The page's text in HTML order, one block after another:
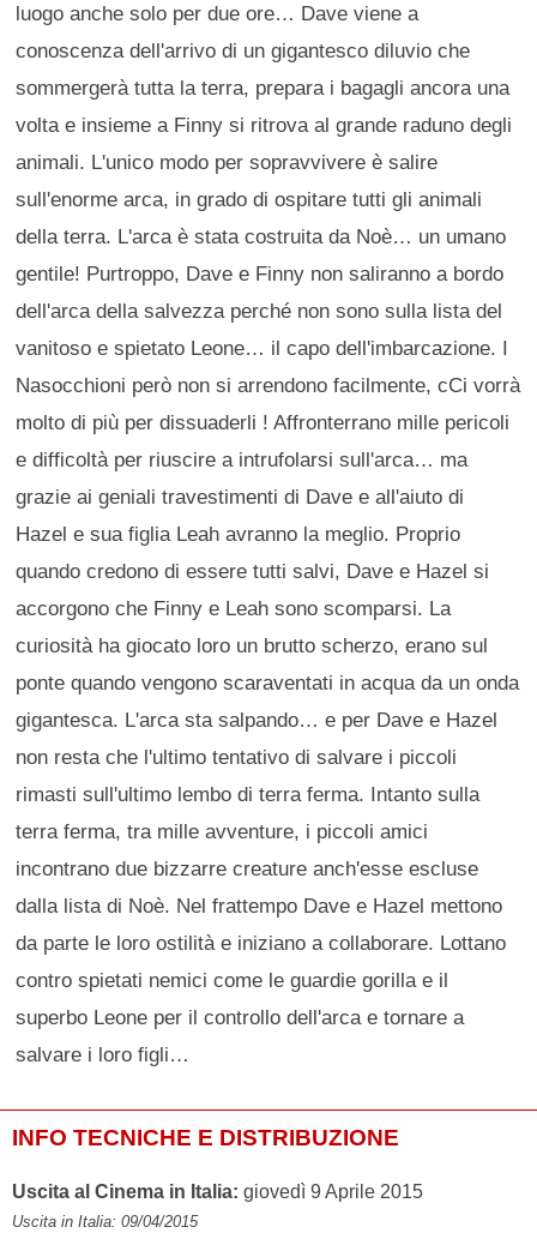
luogo anche solo per due ore… Dave viene a
conoscenza dell'arrivo di un gigantesco diluvio che
sommergerà tutta la terra, prepara i bagagli ancora una
volta e insieme a Finny si ritrova al grande raduno degli
animali. L'unico modo per sopravvivere è salire
sull'enorme arca, in grado di ospitare tutti gli animali
della terra. L'arca è stata costruita da Noè… un umano
gentile! Purtroppo, Dave e Finny non saliranno a bordo
dell'arca della salvezza perché non sono sulla lista del
vanitoso e spietato Leone… il capo dell'imbarcazione. I
Nasocchioni però non si arrendono facilmente, cCi vorrà
molto di più per dissuaderli ! Affronterrano mille pericoli
e difficoltà per riuscire a intrufolarsi sull'arca… ma
grazie ai geniali travestimenti di Dave e all'aiuto di
Hazel e sua figlia Leah avranno la meglio. Proprio
quando credono di essere tutti salvi, Dave e Hazel si
accorgono che Finny e Leah sono scomparsi. La
curiosità ha giocato loro un brutto scherzo, erano sul
ponte quando vengono scaraventati in acqua da un onda
gigantesca. L'arca sta salpando… e per Dave e Hazel
non resta che l'ultimo tentativo di salvare i piccoli
rimasti sull'ultimo lembo di terra ferma. Intanto sulla
terra ferma, tra mille avventure, i piccoli amici
incontrano due bizzarre creature anch'esse escluse
dalla lista di Noè. Nel frattempo Dave e Hazel mettono
da parte le loro ostilità e iniziano a collaborare. Lottano
contro spietati nemici come le guardie gorilla e il
superbo Leone per il controllo dell'arca e tornare a
salvare i loro figli…
INFO TECNICHE E DISTRIBUZIONE
Uscita al Cinema in Italia: giovedì 9 Aprile 2015
Uscita in Italia: 09/04/2015